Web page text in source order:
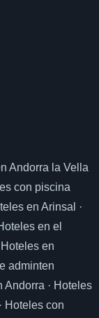
Andorra la Vella
con piscina
en Arinsal
·
en el
Hoteles en
adminten
Andorra · Hoteles
· Hoteles con